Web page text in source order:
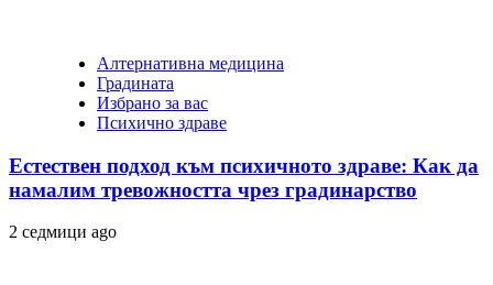
Алтернативна медицина
Градината
Избрано за вас
Психично здраве
Естествен подход към психичното здраве: Как да
намалим тревожността чрез градинарство
2 седмици ago